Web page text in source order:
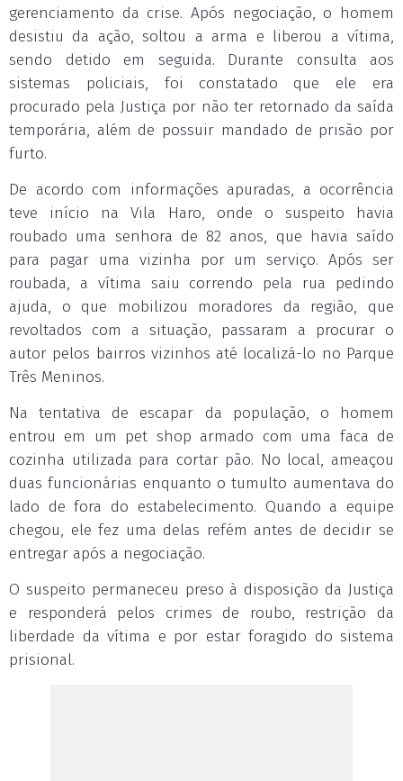
gerenciamento da crise. Após negociação, o homem
desistiu da ação, soltou a arma e liberou a vítima,
sendo detido em seguida. Durante consulta aos
sistemas policiais, foi constatado que ele era
procurado pela Justiça por não ter retornado da saída
temporária, além de possuir mandado de prisão por
furto.
De acordo com informações apuradas, a ocorrência
teve início na Vila Haro, onde o suspeito havia
roubado uma senhora de 82 anos, que havia saído
para pagar uma vizinha por um serviço. Após ser
roubada, a vítima saiu correndo pela rua pedindo
ajuda, o que mobilizou moradores da região, que
revoltados com a situação, passaram a procurar o
autor pelos bairros vizinhos até localizá-lo no Parque
Três Meninos.
Na tentativa de escapar da população, o homem
entrou em um pet shop armado com uma faca de
cozinha utilizada para cortar pão. No local, ameaçou
duas funcionárias enquanto o tumulto aumentava do
lado de fora do estabelecimento. Quando a equipe
chegou, ele fez uma delas refém antes de decidir se
entregar após a negociação.
O suspeito permaneceu preso à disposição da Justiça
e responderá pelos crimes de roubo, restrição da
liberdade da vítima e por estar foragido do sistema
prisional.